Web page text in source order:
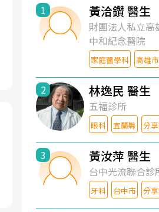
1 黃洽鑽 醫生
財團法人私立高
中和紀念醫院
家庭醫學科 高雄市
2 林逸民 醫生
五福診所
眼科 宜蘭縣 分
3 黃汝萍 醫生
台中光流聯合診
牙科 台中市 分